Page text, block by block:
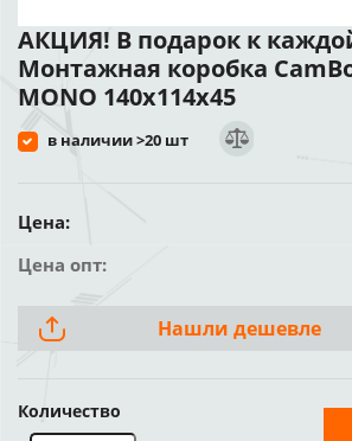
АКЦИЯ! В подарок к
Монтажная коробка
MONO 140x114x45
в наличии >20 шт
Цена:
Цена опт:
Нашли дешевле
Количество